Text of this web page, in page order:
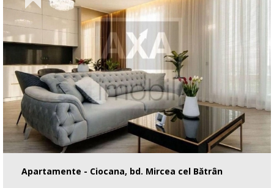
Apartamente - Ciocana, bd. Mircea cel Bătrân